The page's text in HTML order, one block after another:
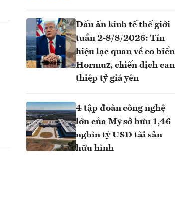
Dấu ấn kinh tế thế giới
tuần 2-8/8/2026: Tín
hiệu lạc quan về eo biển
Hormuz, chiến dịch can
thiệp tỷ giá yên
4 tập đoàn công nghệ
lớn của Mỹ sở hữu 1,46
nghìn tỷ USD tài sản
hữu hình